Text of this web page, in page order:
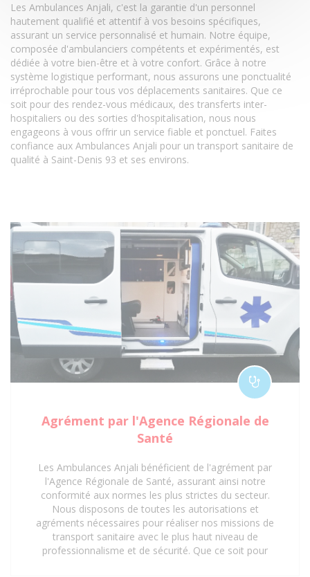
Les Ambulances Anjali, c'est la garantie d'un personnel
hautement qualifié et attentif à vos besoins spécifiques,
assurant un service personnalisé et humain. Notre équipe,
composée d'ambulanciers compétents et expérimentés, est
dédiée à votre bien-être et à votre confort. Grâce à notre
système logistique performant, nous assurons une ponctualité
irréprochable pour tous vos déplacements sanitaires. Que ce
soit pour des rendez-vous médicaux, des transferts inter-
hospitaliers ou des sorties d'hospitalisation, nous nous
engageons à vous offrir un service fiable et ponctuel. Faites
confiance aux Ambulances Anjali pour un transport sanitaire de
qualité à Saint-Denis 93 et ses environs.
Agrément par l'Agence Régionale de
Santé
Les Ambulances Anjali bénéficient de l'agrément par
l'Agence Régionale de Santé, assurant ainsi notre
conformité aux normes les plus strictes du secteur.
Nous disposons de toutes les autorisations et
agréments nécessaires pour réaliser nos missions de
transport sanitaire avec le plus haut niveau de
professionnalisme et de sécurité. Que ce soit pour